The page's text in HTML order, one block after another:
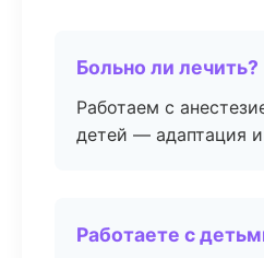
Больно ли лечить?
Работаем с
детей — адаптация и
Работаете с